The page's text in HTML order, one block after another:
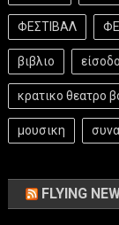
ΦΕΣΤΙΒΑΛ
βιβλιο
κρατικο θεατρο
μουσικη
FLYING